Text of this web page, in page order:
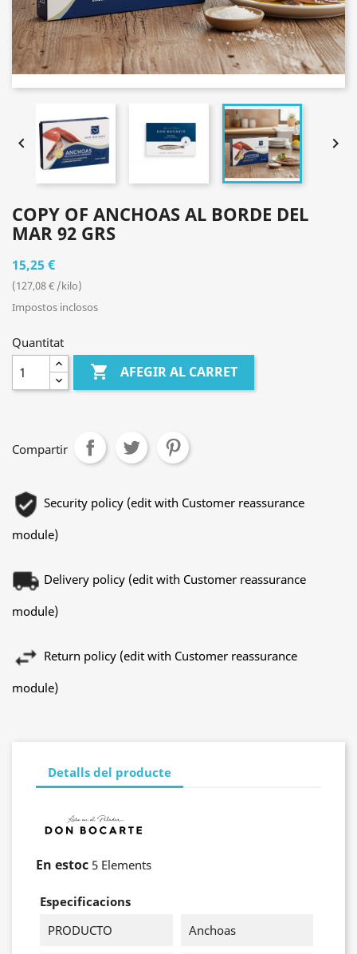
 
COPY OF ANCHOAS AL BORDE DEL
MAR 92 GRS
15,25 €
(127,08 € /kilo)
Impostos inclosos
Quantitat
 AFEGIR AL CARRET
Compartir
Security policy (edit with Customer reassurance
module)
Delivery policy (edit with Customer reassurance
module)
Return policy (edit with Customer reassurance
module)
Detalls del producte
En estoc 5 Elements
Especificacions
PRODUCTO
Anchoas